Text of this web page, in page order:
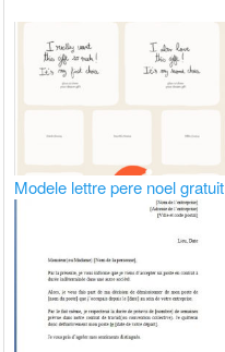
Modele lettre pere noel gratuit